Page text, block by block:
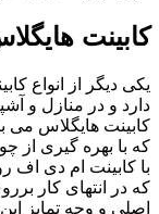
کابینت
یکی دیگر از انواع
دارد و در منازل و
کابینت هایگلاس می
که با بهره گیری از
با کابینت ام دی
که در انتهای کار
اصلی و وجه تمایز